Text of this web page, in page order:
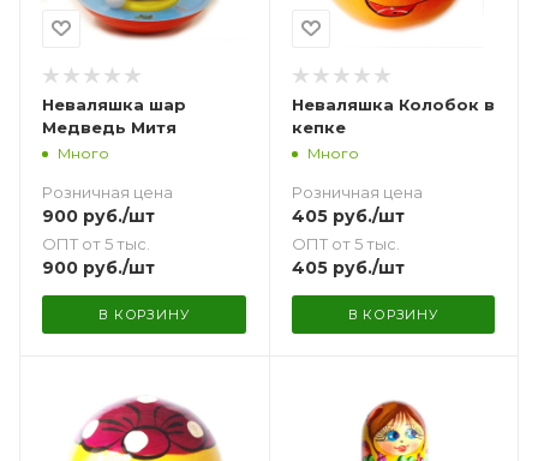
Неваляшка шар
Медведь Митя
Много
Розничная цена
900 руб./шт
ОПТ от 5 тыс.
900 руб./шт
В КОРЗИНУ
Неваляшка Колобок в
кепке
Много
Розничная цена
405руб./шт
ОПТ от 5 тыс.
405руб./шт
В КОРЗИНУ